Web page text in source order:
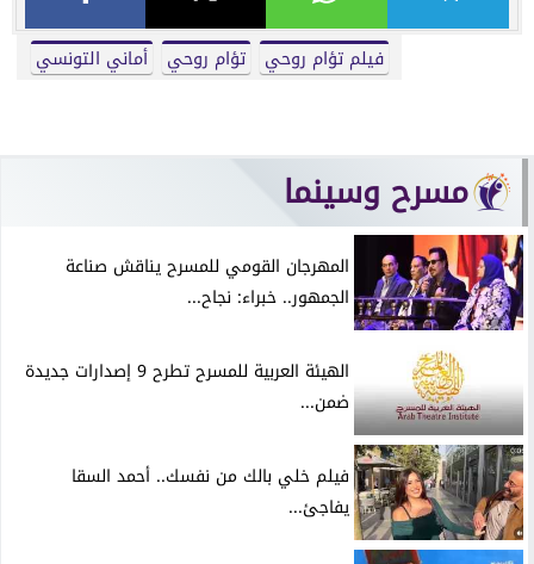
فيلم تؤام روحي تؤام روحي أماني التونسي
مسرح وسينما
المهرجان القومي للمسرح يناقش صناعة
الجمهور.. خبراء: نجاح...
الهيئة العربية للمسرح تطرح 9 إصدارات جديدة
ضمن...
فيلم خلي بالك من نفسك.. أحمد السقا
يفاجئ...